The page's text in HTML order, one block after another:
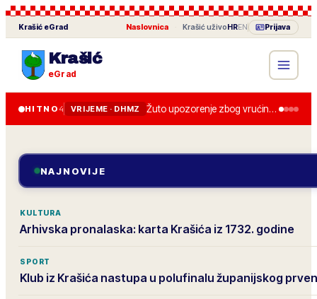
Krašić eGrad Naslovnica KrašićuživoHREN Prijava
Krašić
eGrad
HITNO 4 VRIJEME · DHMZ Žuto upozorenje zbog vrućine u četvrtak, do 36 stupnjeva.
NAJNOVIJE
KULTURA
Arhivska pronalaska: karta Krašića iz 1732. godine
SPORT
Klub iz Krašića nastupa u polufinalu županijskog